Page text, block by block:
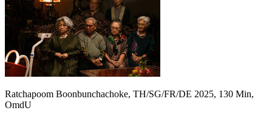
Ratchapoom Boonbunchachoke, TH/SG/FR/DE 2025, 130 Min,
OmdU